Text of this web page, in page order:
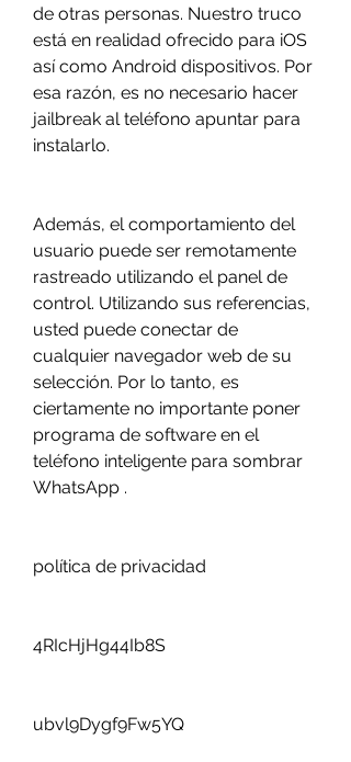
de otras personas. Nuestro truco
está en realidad ofrecido para iOS
así como Android dispositivos. Por
esa razón, es no necesario hacer
jailbreak al teléfono apuntar para
instalarlo.
Además, el comportamiento del
usuario puede ser remotamente
rastreado utilizando el panel de
control. Utilizando sus referencias,
usted puede conectar de
cualquier navegador web de su
selección. Por lo tanto, es
ciertamente no importante poner
programa de software en el
teléfono inteligente para sombrar
WhatsApp .
política de privacidad
4RIcHjHg44Ib8S
ubvl9Dygf9Fw5YQ